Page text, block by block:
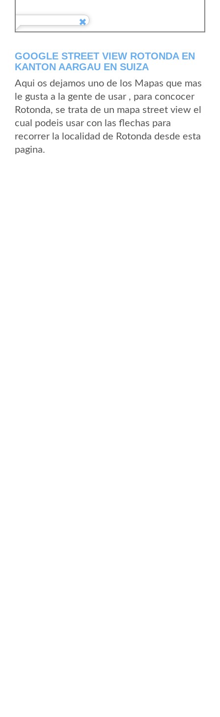
GOOGLE STREET VIEW ROTONDA EN
KANTON AARGAU EN SUIZA
Aqui os dejamos uno de los Mapas que mas
le gusta a la gente de usar , para concocer
Rotonda, se trata de un mapa street view el
cual podeis usar con las flechas para
recorrer la localidad de Rotonda desde esta
pagina.